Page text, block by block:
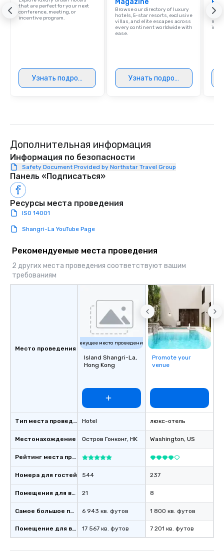
that are perfect for your next
conference, meeting, or
incentive program.
Узнать подробнее
Magazine
Browse our directory of luxury
hotels, 5-star resorts, exclusive
villas, and elite escapes across
every continent worldwide with
ease.
Узнать подробнее
Дополнительная информация
Информация по безопасности
Safety Document Provided by Northstar Travel Group
Панель «Подписаться»
Ресурсы места проведения
ISO 14001
Shangri-La YouTube Page
Рекомендуемые места проведения
2 других места проведения соответствуют вашим
требованиям
Место проведения
Тип места проведения
Местонахождение
Рейтинг места проведения
Номера для гостей
Помещения для встреч
Самое большое помещение
Помещение для встречи
Текущее место проведения
Island Shangri-La,
Hong Kong
Hotel
Остров Гонконг, HK
544
21
6 943 кв. футов
17 567 кв. футов
Promote your
venue
люкс-отель
Washington, US
237
8
1 800 кв. футов
7 201 кв. футов